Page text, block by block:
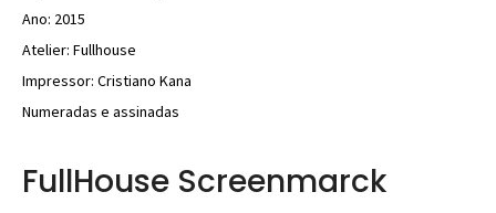
Ano: 2015
Atelier: Fullhouse
Impressor: Cristiano Kana
Numeradas e assinadas
FullHouse Screenmarck